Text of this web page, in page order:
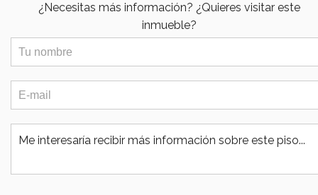
¿Necesitas más información? ¿Quieres visitar este
inmueble?